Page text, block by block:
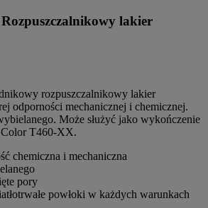
lakier
rozpuszczalnikowy lakier
odporności mechanicznej i chemicznej.
Może służyć jako wykończenie
T460-XX.
chemiczna i mechaniczna
pory
powłoki w każdych warunkach